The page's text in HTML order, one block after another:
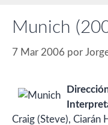
Munich
7 Mar 2006 por
Craig (Steve), Ciarán